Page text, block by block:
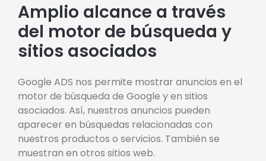
Amplio alcance a través
del motor de búsqueda y
sitios asociados
Google ADS nos permite mostrar anuncios en el
motor de búsqueda de Google y en sitios
asociados. Así, nuestros anuncios pueden
aparecer en búsquedas relacionadas con
nuestros productos o servicios. También se
muestran en otros sitios web.